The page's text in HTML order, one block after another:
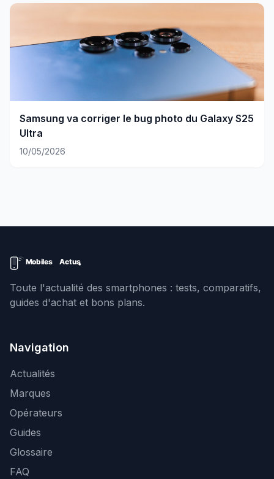
Samsung va corriger le bug photo du Galaxy S25
Ultra
10/05/2026
Toute l'actualité des smartphones : tests, comparatifs,
guides d'achat et bons plans.
Navigation
Actualités
Marques
Opérateurs
Guides
Glossaire
FAQ